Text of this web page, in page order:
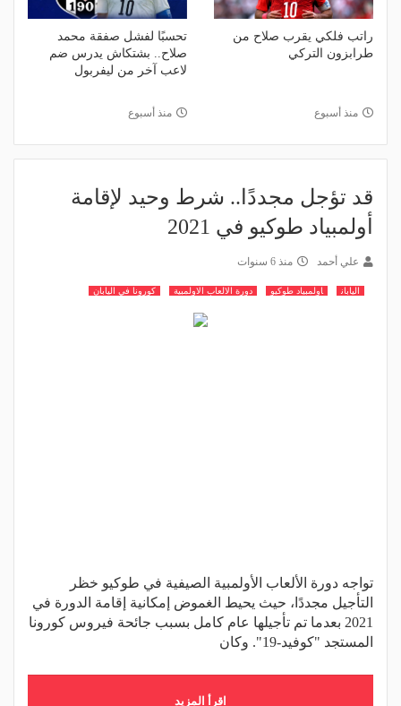
راتب فلكي يقرب صلاح من
طرابزون التركي
منذ أسبوع
تحسبًا لفشل صفقة محمد
صلاح.. بشتكاش يدرس ضم
لاعب آخر من ليفربول
منذ أسبوع
قد تؤجل مجددًا.. شرط وحيد لإقامة
أولمبياد طوكيو في 2021
علي أحمد منذ 6 سنوات
اليابان اولمبياد طوكيو دورة الالعاب الاولمبية كورونا في اليابان
تواجه دورة الألعاب الأولمبية الصيفية في طوكيو خظر
التأجيل مجددًا، حيث يحيط الغموض إمكانية إقامة الدورة في
2021 بعدما تم تأجيلها عام كامل بسبب جائحة فيروس كورونا
المستجد "كوفيد-19". وكان
اقرأ المزيد